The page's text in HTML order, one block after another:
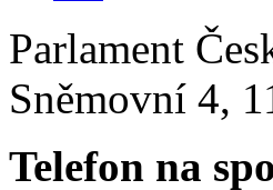
Parlament
Sněmovní 4,
Telefon na